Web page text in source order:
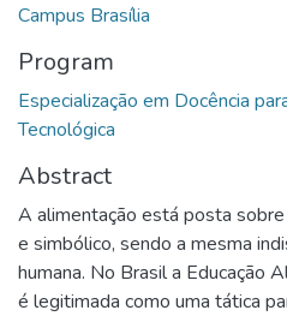
Campus Brasília
Program
Especialização em Docência
Tecnológica
Abstract
A alimentação está posta
e simbólico, sendo a mesma
humana. No Brasil a Educação
é legitimada como uma tática